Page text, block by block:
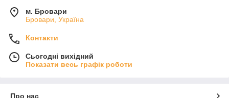
м. Бровари
Бровари, Україна
Контакти
Сьогодні вихідний
Показати весь графік роботи
Про нас